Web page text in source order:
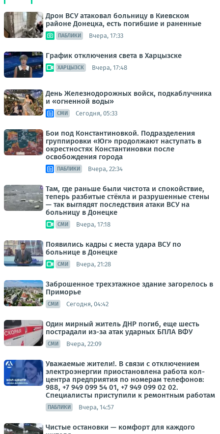
Дрон ВСУ атаковал больницу в Киевском
районе Донецка, есть погибшие и раненные
ПАБЛИКИ Вчера, 17:33
График отключения света в Харцызске
ХАРЦЫЗСК Вчера, 17:48
День Железнодорожных войск, подкаблучника
и «огненной воды»
СМИ Сегодня, 05:33
Бои под Константиновкой. Подразделения
группировки «Юг» продолжают наступать в
окрестностях Константиновки после
освобождения города
ПАБЛИКИ Вчера, 22:34
Там, где раньше были чистота и спокойствие,
теперь разбитые стёкла и разрушенные стены
— так выглядят последствия атаки ВСУ на
больницу в Донецке
СМИ Вчера, 17:18
Появились кадры с места удара ВСУ по
больнице в Донецке
СМИ Вчера, 21:28
Заброшенное трехэтажное здание загорелось в
Приморье
СМИ Сегодня, 04:42
Один мирный житель ДНР погиб, еще шесть
пострадали из-за атак ударных БПЛА ВФУ
СМИ Вчера, 22:09
Уважаемые жители!. В связи с отключением
электроэнергии приостановлена работа кол-
центра предприятия по номерам телефонов:
988, +7 949 099 54 01, +7 949 099 02 02.
Специалисты приступили к ремонтным работам
ПАБЛИКИ Вчера, 14:57
Чистые остановки — комфорт для каждого